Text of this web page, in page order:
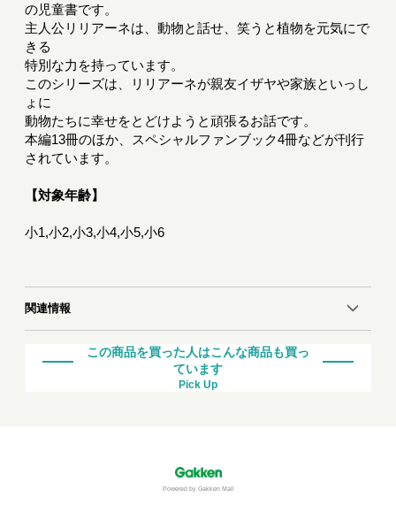
の児童書です。
主人公リリアーネは、動物と話せ、笑うと植物を元気にで
きる
特別な力を持っています。
このシリーズは、リリアーネが親友イザヤや家族といっし
ょに
動物たちに幸せをとどけようと頑張るお話です。
本編13冊のほか、スペシャルファンブック4冊などが刊行
されています。
【対象年齢】
小1,小2,小3,小4,小5,小6
関連情報
この商品を買った人はこんな商品も買っ
ています
Pick Up
Powered by Gakken Mall